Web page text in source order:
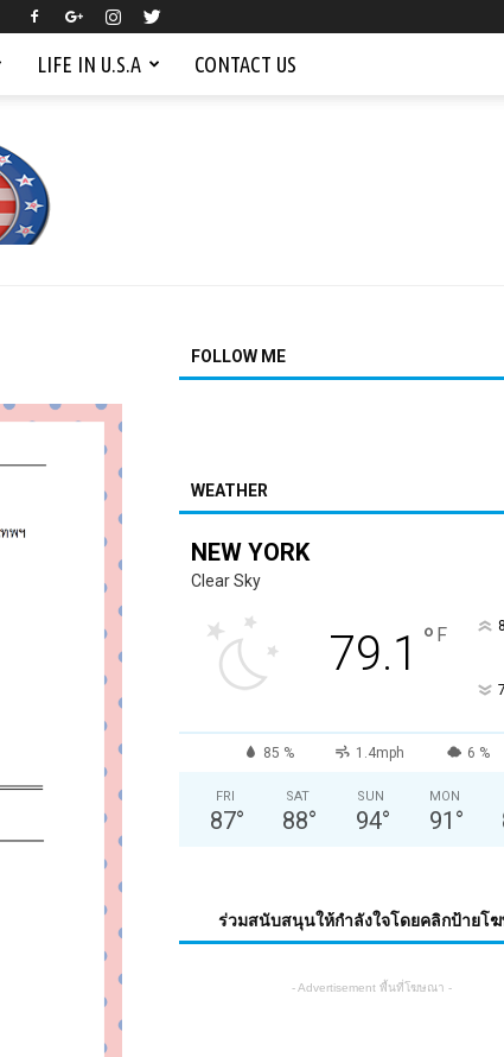
LIFE IN U.S.A CONTACT US
FOLLOW ME
WEATHER
NEW YORK
Clear Sky
79.1 ° F
85 % 1.4mph 6 %
FRI
87°
SAT
88°
SUN
94°
MON
91 °
ร่วมสนับสนุนให้กำลังใจโดยคลิกป้ายโ
- Advertisement พื้นที่โฆษณา -